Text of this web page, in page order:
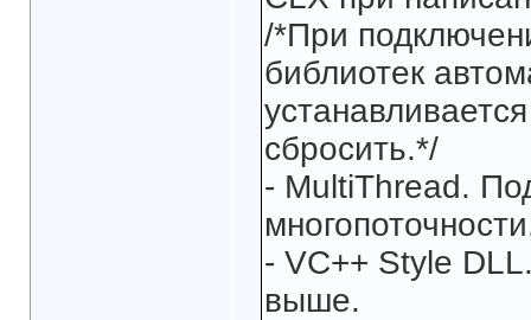
/*При
библиотек
сбросить.*/
- MultiThread.
- VC++ Style
выше.